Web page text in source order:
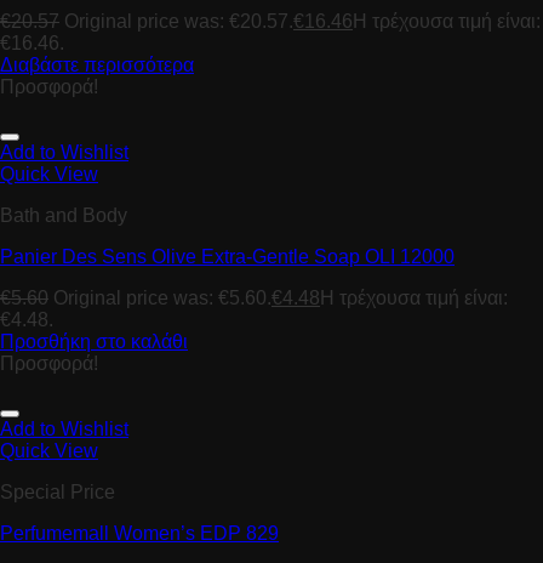
€20.57 Original price was: €20.57.€16.46 Η τρέχουσα τιμή είναι:
€16.46.
Διαβάστε περισσότερα
Προσφορά!
Add to Wishlist
Quick View
Bath and Body
Panier Des Sens Olive Extra-Gentle Soap OLI 12000
€5.60 Original price was: €5.60.€4.48 Η τρέχουσα τιμή είναι:
€4.48.
Προσθήκη στο καλάθι
Προσφορά!
Add to Wishlist
Quick View
Special Price
Perfumemall Women’s EDP 829